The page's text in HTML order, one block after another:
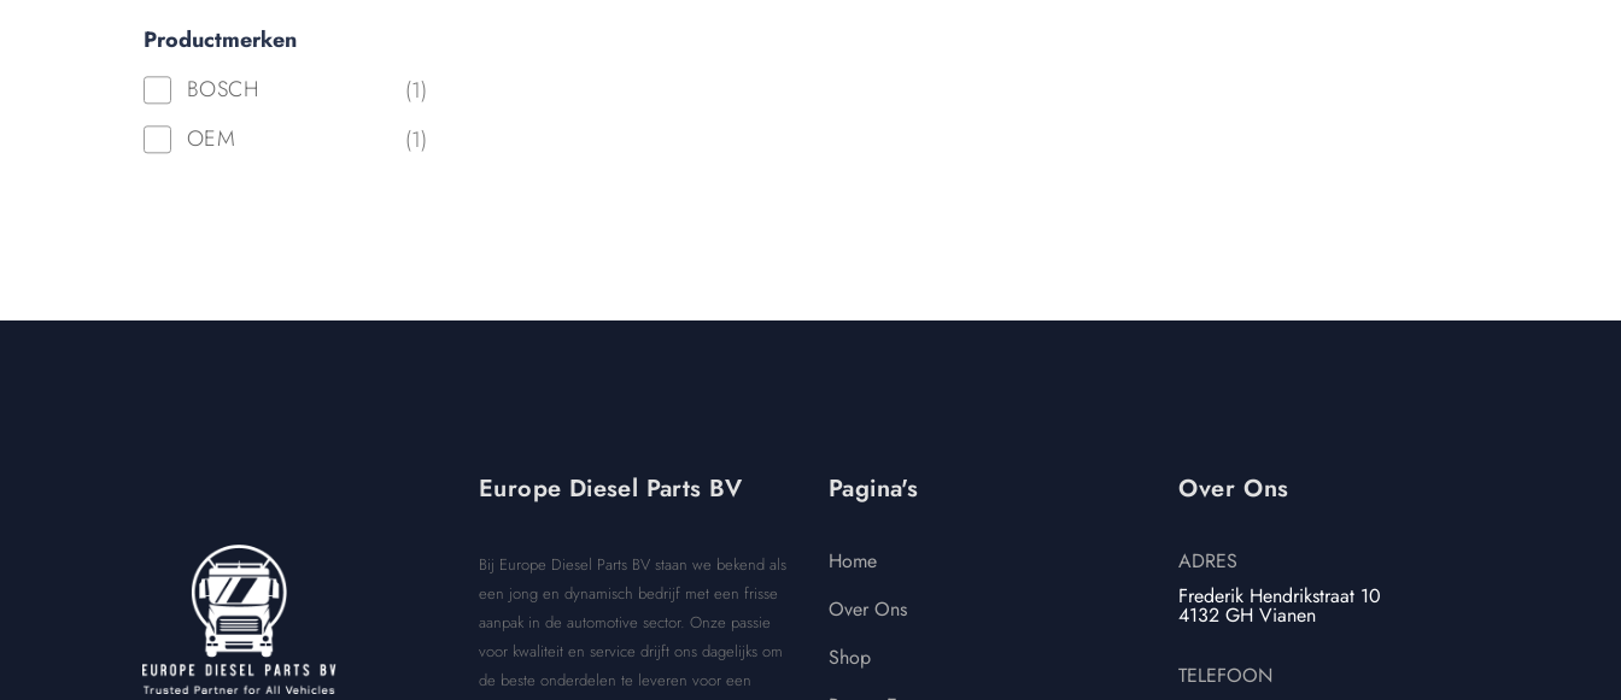
Productmerken
BOSCH
(1)
OEM
(1)
Europe Diesel Parts BV
Bij Europe Diesel Parts BV staan we bekend als
een jong en dynamisch bedrijf met een frisse
aanpak in de automotive sector. Onze passie
voor kwaliteit en service drijft ons dagelijks om
de beste onderdelen te leveren voor een
Pagina's
Home
Over Ons
Shop
Over Ons
ADRES
Frederik Hendrikstraat 10
4132 GH Vianen
TELEFOON